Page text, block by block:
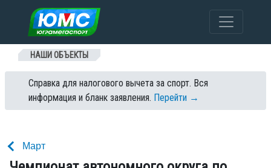
Перейти к содержанию
НАШИ ОБЪЕКТЫ
Справка для налогового вычета за спорт. Вся
информация и бланк заявления. Перейти →
Март